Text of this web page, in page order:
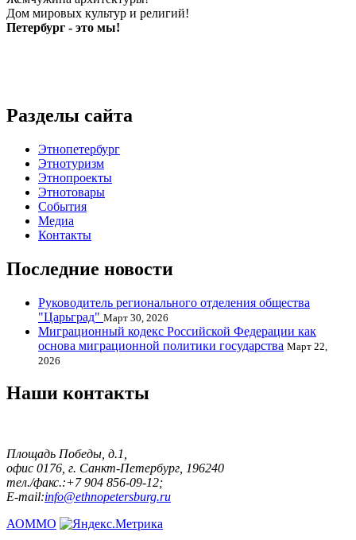
Дом мировых культур и религий!
Петербург - это мы!
Разделы сайта
Этнопетербург
Этнотуризм
Этнопроекты
Этнотовары
События
Медиа
Контакты
Последние новости
Руководитель регионального отделения общества
"Царьград" Март 30, 2026
Миграционный кодекс Российской Федерации как
основа миграционной политики государства Март 22,
2026
Наши контакты
Площадь Победы, д.1,
офис 0176, г. Санкт-Петербург, 196240
тел./факс.:+7 904 856-09-12;
E-mail:info@ethnopetersburg.ru
АОММО